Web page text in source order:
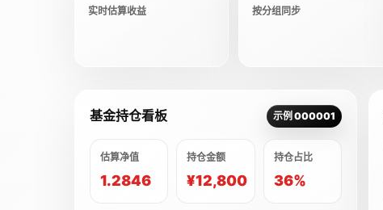
实时估算收益 按分组同步
基金持仓看板 示例 000001
估算净值
1.2846
持仓金额
¥12,800
持仓占比
36%